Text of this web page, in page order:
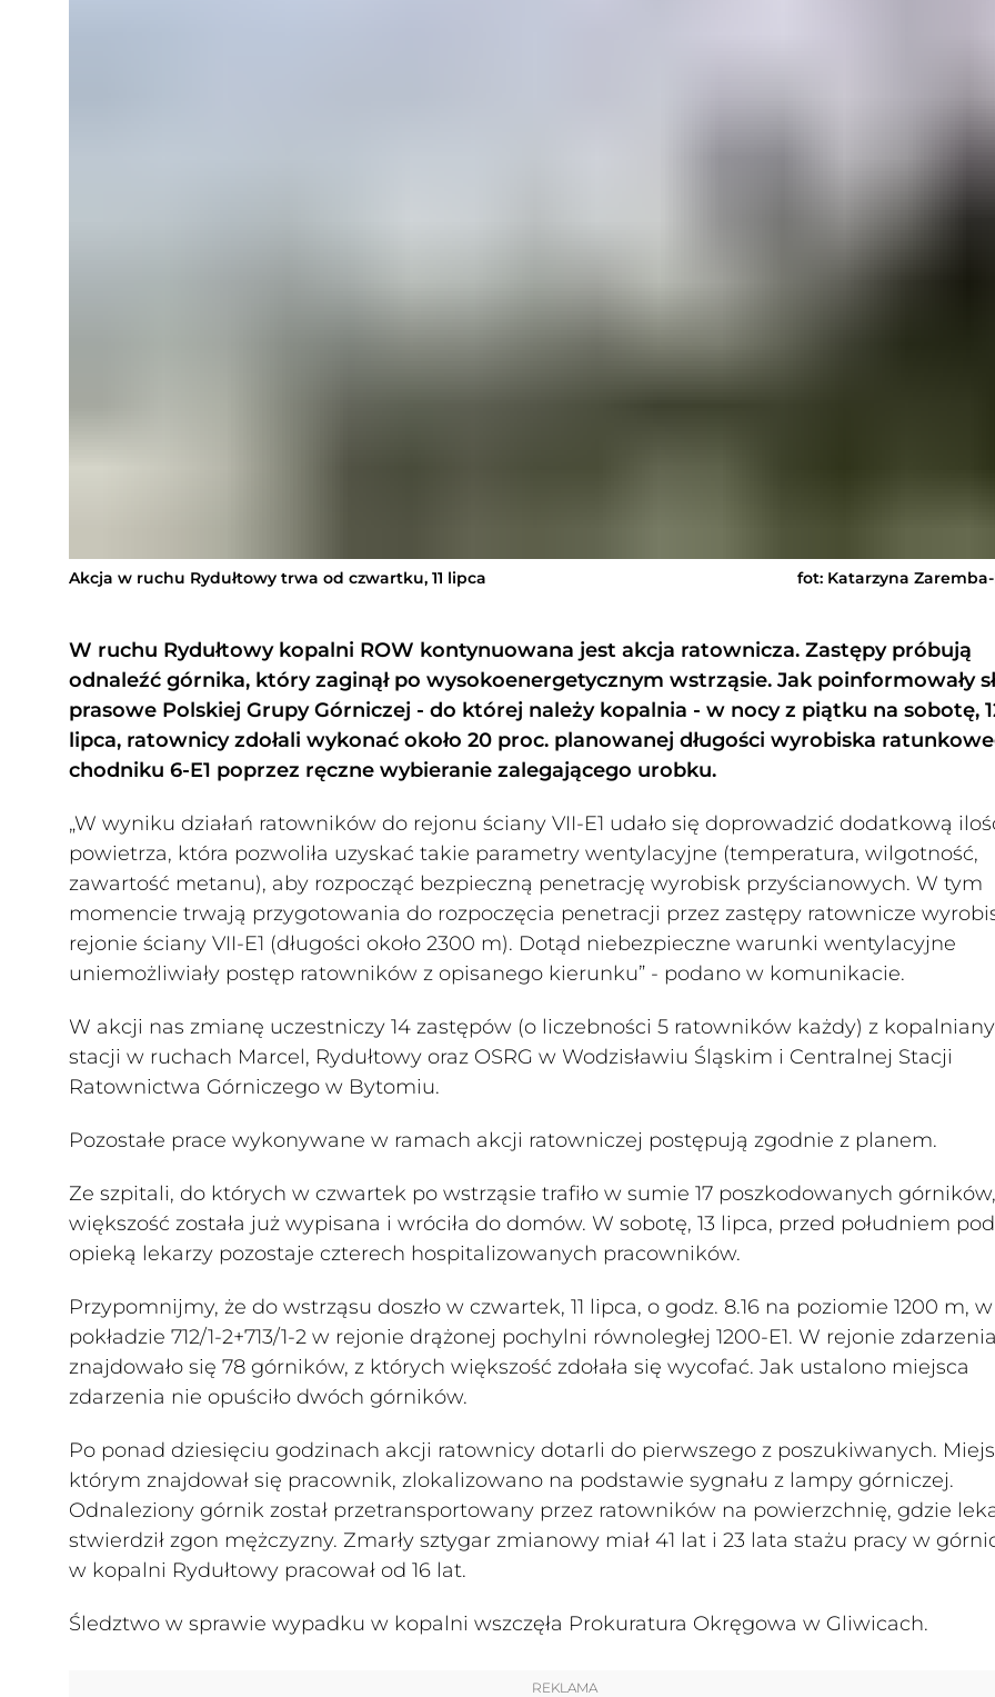
Akcja w ruchu Rydułtowy trwa od czwartku, 11 lipca fot: Katarzyna
W ruchu Rydułtowy kopalni ROW kontynuowana jest akcja ratownicza. Zastępy próbują
odnaleźć górnika, który zaginął po wysokoenergetycznym wstrząsie. Jak poinformowały
prasowe Polskiej Grupy Górniczej - do której należy kopalnia - w nocy z piątku na sobotę,
lipca, ratownicy zdołali wykonać około 20 proc. planowanej długości wyrobiska
chodniku 6-E1 poprzez ręczne wybieranie zalegającego urobku.
„W wyniku działań ratowników do rejonu ściany VII-E1 udało się doprowadzić dodatkową
powietrza, która pozwoliła uzyskać takie parametry wentylacyjne (temperatura, wilgotność,
zawartość metanu), aby rozpocząć bezpieczną penetrację wyrobisk przyścianowych. W tym
momencie trwają przygotowania do rozpoczęcia penetracji przez zastępy ratownicze
rejonie ściany VII-E1 (długości około 2300 m). Dotąd niebezpieczne warunki wentylacyjne
uniemożliwiały postęp ratowników z opisanego kierunku” - podano w komunikacie.
W akcji nas zmianę uczestniczy 14 zastępów (o liczebności 5 ratowników każdy) z
stacji w ruchach Marcel, Rydułtowy oraz OSRG w Wodzisławiu Śląskim i Centralnej Stacji
Ratownictwa Górniczego w Bytomiu.
Pozostałe prace wykonywane w ramach akcji ratowniczej postępują zgodnie z planem.
Ze szpitali, do których w czwartek po wstrząsie trafiło w sumie 17 poszkodowanych górników,
większość została już wypisana i wróciła do domów. W sobotę, 13 lipca, przed południem pod
opieką lekarzy pozostaje czterech hospitalizowanych pracowników.
Przypomnijmy, że do wstrząsu doszło w czwartek, 11 lipca, o godz. 8.16 na poziomie 1200 m, w
pokładzie 712/1-2+713/1-2 w rejonie drążonej pochylni równoległej 1200-E1. W rejonie zdarzenia
znajdowało się 78 górników, z których większość zdołała się wycofać. Jak ustalono miejsca
zdarzenia nie opuściło dwóch górników.
Po ponad dziesięciu godzinach akcji ratownicy dotarli do pierwszego z poszukiwanych.
którym znajdował się pracownik, zlokalizowano na podstawie sygnału z lampy górniczej.
Odnaleziony górnik został przetransportowany przez ratowników na powierzchnię, gdzie
stwierdził zgon mężczyzny. Zmarły sztygar zmianowy miał 41 lat i 23 lata stażu pracy w
w kopalni Rydułtowy pracował od 16 lat.
Śledztwo w sprawie wypadku w kopalni wszczęła Prokuratura Okręgowa w Gliwicach.
REKLAMA